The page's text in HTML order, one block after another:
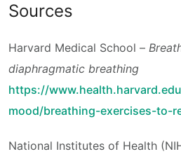
Sources
Harvard Medical School –
diaphragmatic breathing
https://
mood/breathing-exercises-to-
National Institutes of Health